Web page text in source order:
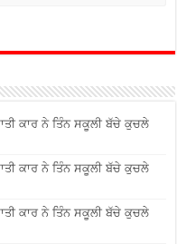
ਕਾਰ ਨੇ ਤਿੰਨ ਸਕੂਲੀ ਬੱਚੇ ਕੁਚਲੇ
ਕਾਰ ਨੇ ਤਿੰਨ ਸਕੂਲੀ ਬੱਚੇ ਕੁਚਲੇ
ਕਾਰ ਨੇ ਤਿੰਨ ਸਕੂਲੀ ਬੱਚੇ ਕੁਚਲੇ